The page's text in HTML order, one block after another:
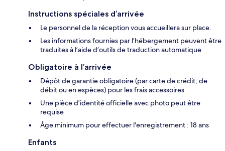
Instructions spéciales d’arrivée
Le personnel de la réception vous accueillera sur place.
Les informations fournies par l’hébergement peuvent être
traduites à l’aide d’outils de traduction automatique
Obligatoire à l’arrivée
Dépôt de garantie obligatoire (par carte de crédit, de
débit ou en espèces) pour les frais accessoires
Une pièce d'identité officielle avec photo peut être
requise
Âge minimum pour effectuer l'enregistrement : 18 ans
Enfants